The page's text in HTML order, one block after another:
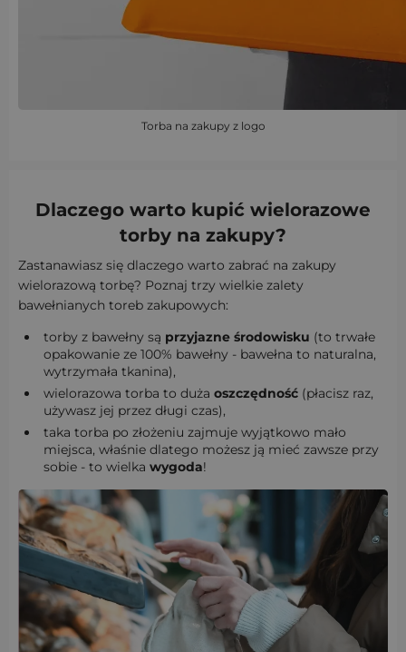
Torba na zakupy z logo
Dlaczego warto kupić wielorazowe
torby na zakupy?
Zastanawiasz się dlaczego warto zabrać na zakupy
wielorazową torbę? Poznaj trzy wielkie zalety
bawełnianych toreb zakupowych:
torby z bawełny są przyjazne środowisku (to trwałe
opakowanie ze 100% bawełny - bawełna to naturalna,
wytrzymała tkanina),
wielorazowa torba to duża oszczędność(płacisz raz,
używasz jej przez długi czas),
taka torba po złożeniu zajmuje wyjątkowo mało
miejsca, właśnie dlatego możesz ją mieć zawsze przy
sobie - to wielka wygoda!